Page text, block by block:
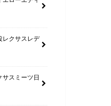
レクサスレデ
スミーツ日